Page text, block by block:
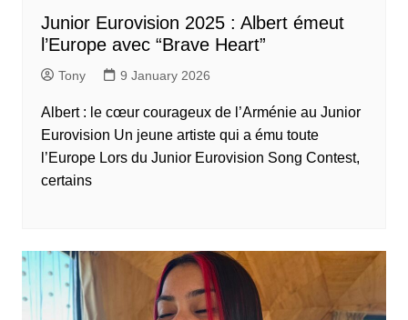
Junior Eurovision 2025 : Albert émeut
l’Europe avec “Brave Heart”
Tony 9 January 2026
Albert : le cœur courageux de l’Arménie au Junior
Eurovision Un jeune artiste qui a ému toute
l’Europe Lors du Junior Eurovision Song Contest,
certains